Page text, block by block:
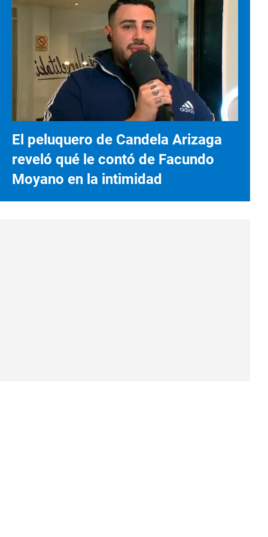
El peluquero de Candela Arizaga
reveló qué le contó de Facundo
Moyano en la intimidad